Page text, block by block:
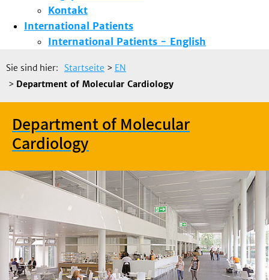
Kontakt
International Patients
International Patients - English
Sie sind hier: Startseite > EN
> Department of Molecular Cardiology
Department of Molecular
Cardiology